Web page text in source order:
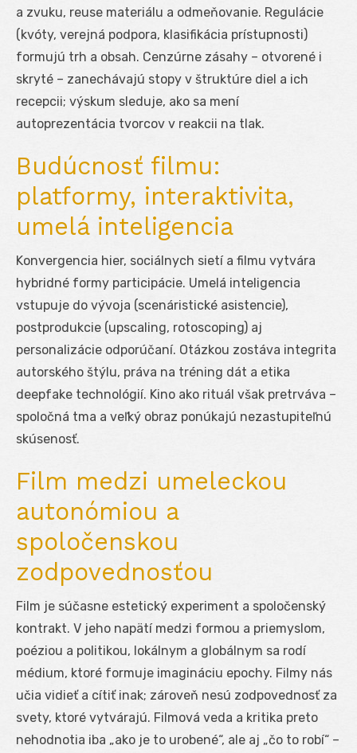
a zvuku, reuse materiálu a odmeňovanie. Regulácie
(kvóty, verejná podpora, klasifikácia prístupnosti)
formujú trh a obsah. Cenzúrne zásahy – otvorené i
skryté – zanechávajú stopy v štruktúre diel a ich
recepcii; výskum sleduje, ako sa mení
autoprezentácia tvorcov v reakcii na tlak.
Budúcnosť filmu:
platformy, interaktivita,
umelá inteligencia
Konvergencia hier, sociálnych sietí a filmu vytvára
hybridné formy participácie. Umelá inteligencia
vstupuje do vývoja (scenáristické asistencie),
postprodukcie (upscaling, rotoscoping) aj
personalizácie odporúčaní. Otázkou zostáva integrita
autorského štýlu, práva na tréning dát a etika
deepfake technológií. Kino ako rituál však pretrváva –
spoločná tma a veľký obraz ponúkajú nezastupiteľnú
skúsenosť.
Film medzi umeleckou
autonómiou a
spoločenskou
zodpovednosťou
Film je súčasne estetický experiment a spoločenský
kontrakt. V jeho napätí medzi formou a priemyslom,
poéziou a politikou, lokálnym a globálnym sa rodí
médium, ktoré formuje imagináciu epochy. Filmy nás
učia vidieť a cítiť inak; zároveň nesú zodpovednosť za
svety, ktoré vytvárajú. Filmová veda a kritika preto
nehodnotia iba „ako je to urobené“, ale aj „čo to robí“ –